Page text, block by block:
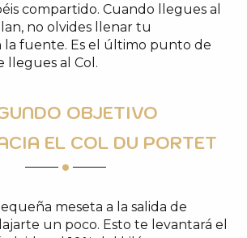
compartido. Cuando llegues al
no olvides llenar tu
la fuente. Es el último punto de
llegues al Col.
OBJETIVO
EL COL DU PORTET
meseta a la salida de
un poco. Esto te levantará el